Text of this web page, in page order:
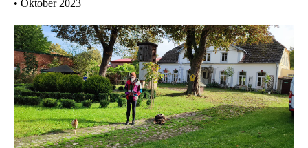
• Oktober 2023